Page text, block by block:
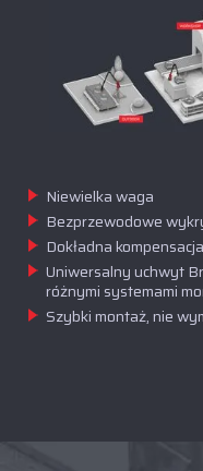
Niewielka waga
Bezprzewodowe
Dokładna
Uniwersalny uchwyt
różnymi systemami
Szybki montaż, nie